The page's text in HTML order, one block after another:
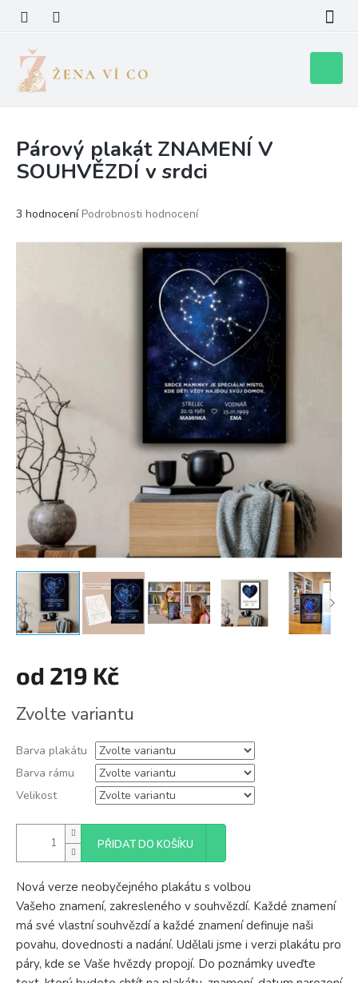
obsah
košík
Párový plakát ZNAMENÍ V
SOUHVĚZDÍ v srdci
Průměrné
produktu
3 hodnocení Podrobnosti hodnocení
od 219 Kč
cena:
Zvolte variantu
Barva plakátu
Barva rámu
Velikost
PŘIDAT DO KOŠÍKU
Nová verze neobyčejného plakátu s volbou
Vašeho znamení, zakresleného v souhvězdí. Každé znamení
má své vlastní souhvězdí a každé znamení definuje naši
povahu, dovednosti a nadání. Udělali jsme i verzi plakátu pro
páry, kde se Vaše hvězdy propojí. Do poznámky uveďte